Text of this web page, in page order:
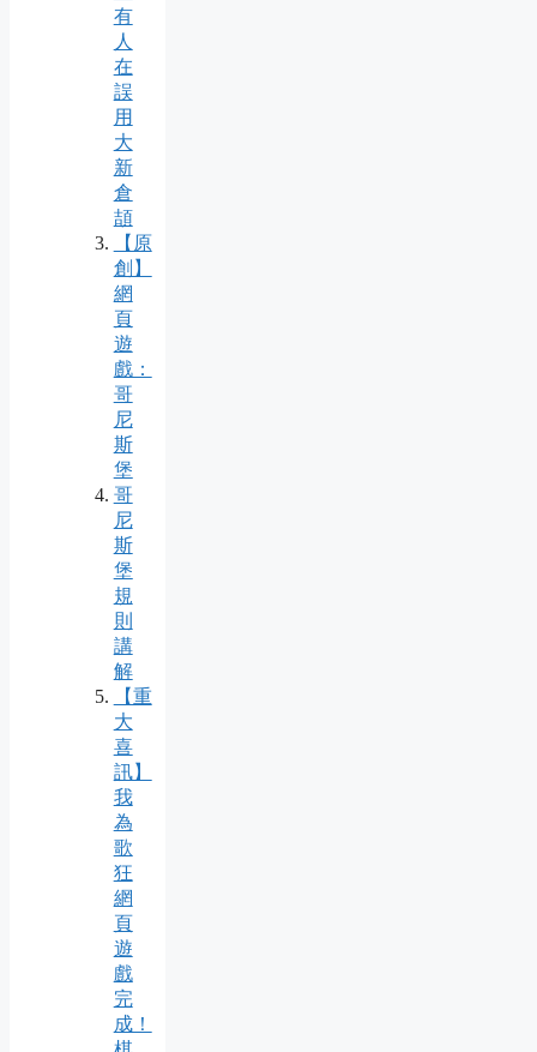
有
人
在
誤
用
大
新
倉
頡
【原
創】
網
頁
遊
戲：
哥
尼
斯
堡
哥
尼
斯
堡
規
則
講
解
【重
大
喜
訊】
我
為
歌
狂
網
頁
遊
戲
完
成！